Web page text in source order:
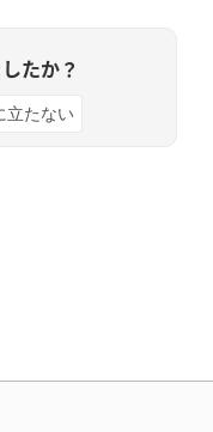
たか？
立たない